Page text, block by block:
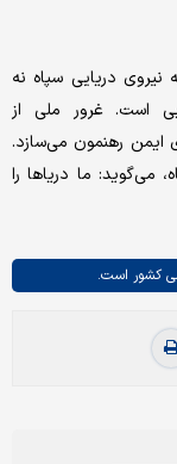
است که نیروی دریایی سپاه نه
است. غرور ملی از
ما را به آینده‌ای ایمن رهنمون می‌سازد.
می‌گوید: ما دریاها را
کشور است.